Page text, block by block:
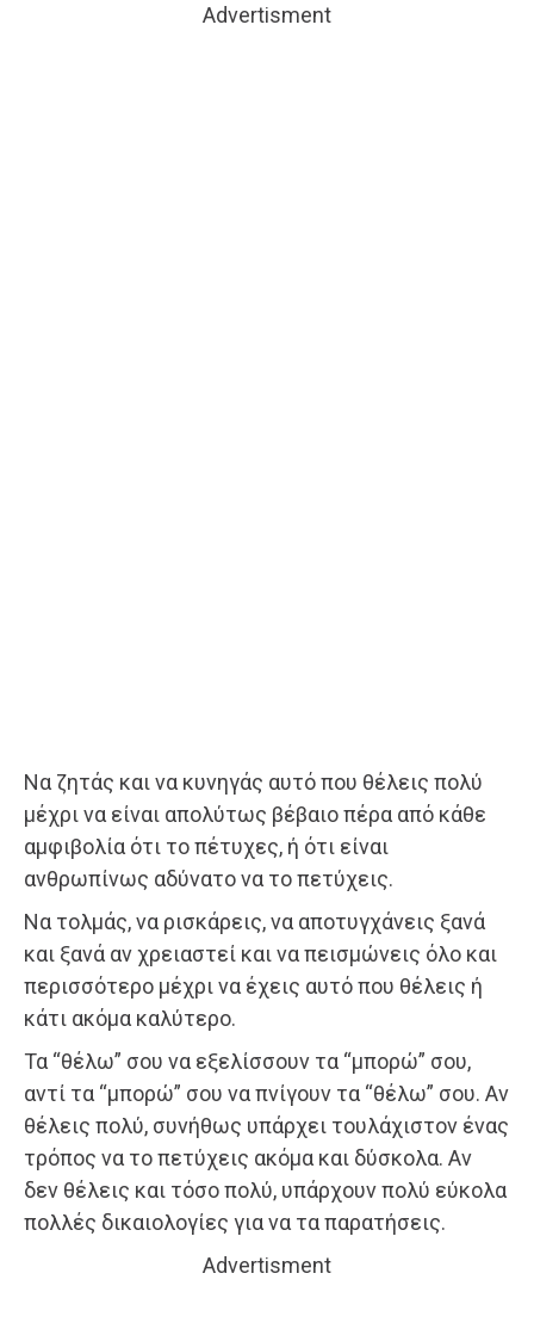
Advertisment
Να ζητάς και να κυνηγάς αυτό που θέλεις πολύ
μέχρι να είναι απολύτως βέβαιο πέρα από κάθε
αμφιβολία ότι το πέτυχες, ή ότι είναι
ανθρωπίνως αδύνατο να το πετύχεις.
Να τολμάς, να ρισκάρεις, να αποτυγχάνεις ξανά
και ξανά αν χρειαστεί και να πεισμώνεις όλο και
περισσότερο μέχρι να έχεις αυτό που θέλεις ή
κάτι ακόμα καλύτερο.
Τα “θέλω” σου να εξελίσσουν τα “μπορώ” σου,
αντί τα “μπορώ” σου να πνίγουν τα “θέλω” σου. Αν
θέλεις πολύ, συνήθως υπάρχει τουλάχιστον ένας
τρόπος να το πετύχεις ακόμα και δύσκολα. Αν
δεν θέλεις και τόσο πολύ, υπάρχουν πολύ εύκολα
πολλές δικαιολογίες για να τα παρατήσεις.
Advertisment